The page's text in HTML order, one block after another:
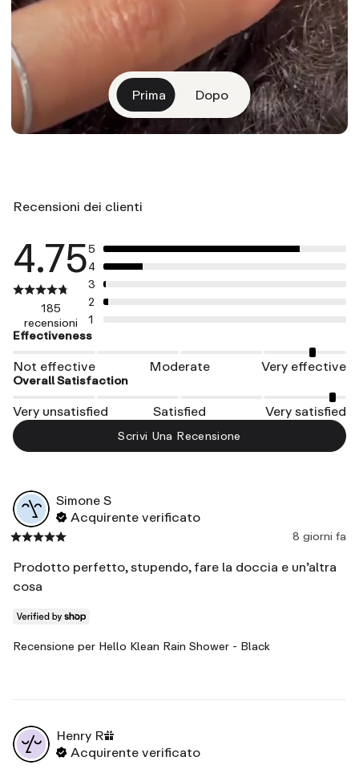
Prima Dopo
Recensioni dei clienti
4.75
185
recensioni
5
4
3
2
1
Effectiveness
Not effective Moderate Very effective
Overall Satisfaction
Very unsatisfied Satisfied Very satisfied
Scrivi Una Recensione
Simone S
Acquirente verificato
8 giorni fa
Prodotto perfetto, stupendo, fare la doccia e un’altra
cosa
Recensione per Hello Klean Rain Shower - Black
Henry R
Acquirente verificato